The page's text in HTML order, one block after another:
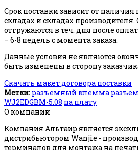
Срок поставки зависит от
складах и складах
отгружаются в теч. дня после
– 6-8 недель с момента заказа.
Данные условия не являются
быть изменены в сторону
Скачать макет договора поставки
Метки: разъемный клемма
WJ2EDGBM-5.08 на плату
О компании
Компания Альтаир является
дистрибьютором Wanjie -
терминалов для монтажа на